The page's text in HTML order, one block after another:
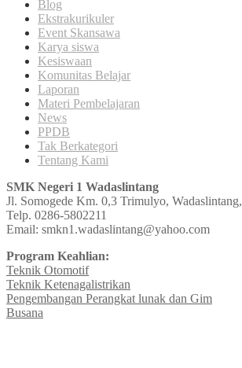
Blog
Ekstrakurikuler
Event Skansawa
Karya siswa
Kesiswaan
Komunitas Belajar
Laporan
Materi Pembelajaran
News
PPDB
Tak Berkategori
Tentang Kami
SMK Negeri 1 Wadaslintang
Jl. Somogede Km. 0,3 Trimulyo,
Telp. 0286-5802211
Email: smkn1.wadaslintang@yahoo.com
Program Keahlian:
Teknik Otomotif
Teknik Ketenagalistrikan
Pengembangan Perangkat lunak dan Gim
Busana